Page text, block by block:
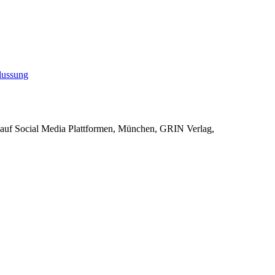
Social Media Plattformen, München, GRIN Verlag,